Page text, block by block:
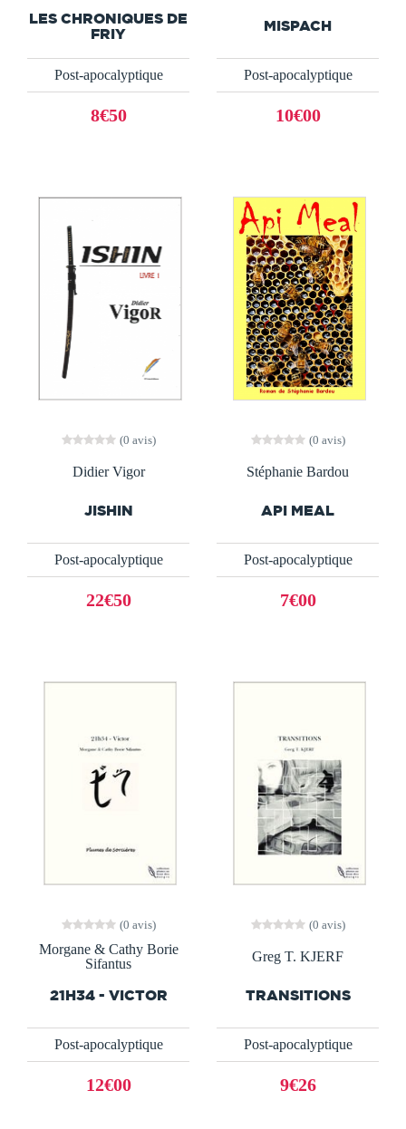
LES CHRONIQUES DE
FRIY
Post-apocalyptique
8€50
MISPACH
Post-apocalyptique
10€00
(0 avis)
Didier Vigor
JISHIN
Post-apocalyptique
22€50
(0 avis)
Stéphanie Bardou
API MEAL
Post-apocalyptique
7€00
(0 avis)
Morgane & Cathy Borie
Sifantus
21H34 - VICTOR
Post-apocalyptique
12€00
(0 avis)
Greg T. KJERF
TRANSITIONS
Post-apocalyptique
9€26